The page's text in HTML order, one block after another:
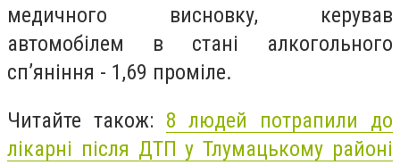
медичного висновку, керував
автомобілем в стані алкогольного
сп’яніння - 1,69 проміле.
Читайте також: 8 людей потрапили до
лікарні після ДТП у Тлумацькому районі